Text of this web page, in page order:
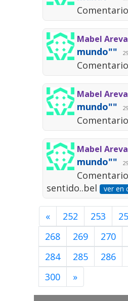
Mabel
mundo""
Mabel
mundo""
Mabel
mundo""
sentido..bel ver en
« 252 253
268
269 270
284
285 286
300
»